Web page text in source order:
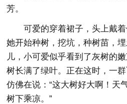
芳。
可爱的穿着裙子，头上戴
她开始种树，挖坑，种树苗，
儿，小可爱似乎看到了灰树的
树长满了绿叶。正在这时，一
仿佛在说：“这大树好大啊！天
树下乘凉。”